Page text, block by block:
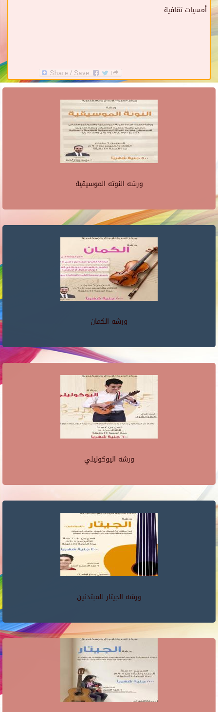
أمسيات ثقافية
ورشه النوته الموسيقية
ورشه الكمان
ورشه اليوكوليلي
ورشه الجيتار للمبتدئين